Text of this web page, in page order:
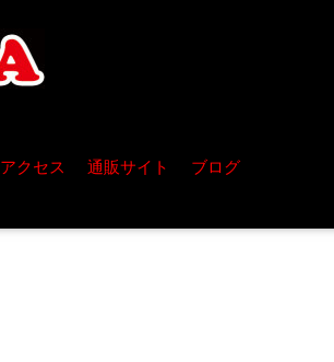
アクセス 通販サイト
ブログ